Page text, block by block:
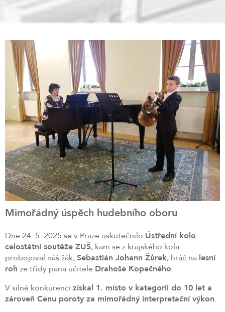
Mimořádný úspěch hudebního oboru
Dne 24. 5. 2025 se v Praze uskutečnilo Ústřední kolo
celostátní soutěže ZUŠ, kam se z krajského kola
probojoval náš žák,Sebastián Johann Žůrek, hráč na lesní
roh ze třídy pana učitele Drahoše Kopečného.
V silné konkurenci získal 1. místo v kategorii do 10 let a
zároveň Cenu poroty za mimořádný interpretační výkon.